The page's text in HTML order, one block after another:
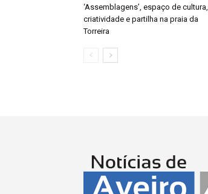
‘Assemblagens’, espaço de cultura,
criatividade e partilha na praia da
Torreira